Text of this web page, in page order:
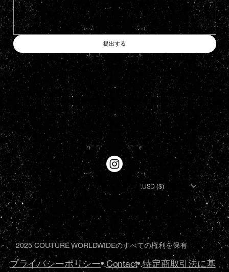
提出する
プライバシーポリシー•.Contact•.特定商取引法に基
2025 COUTURE WORLDWIDEのすべての権利を保有
USD ($)